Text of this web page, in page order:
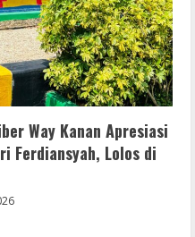
Way Kanan Apresiasi
Ferdiansyah, Lolos di
Ogan Di Lampung
+ Portable Clean
Crack + Portable Windows